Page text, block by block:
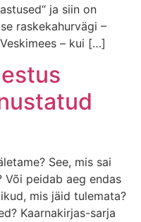
ja siin on
raskekahurvägi –
– kui […]
See, mis sai
Või peidab aeg endas
mis jäid tulemata?
Kaarnakirjas-sarja